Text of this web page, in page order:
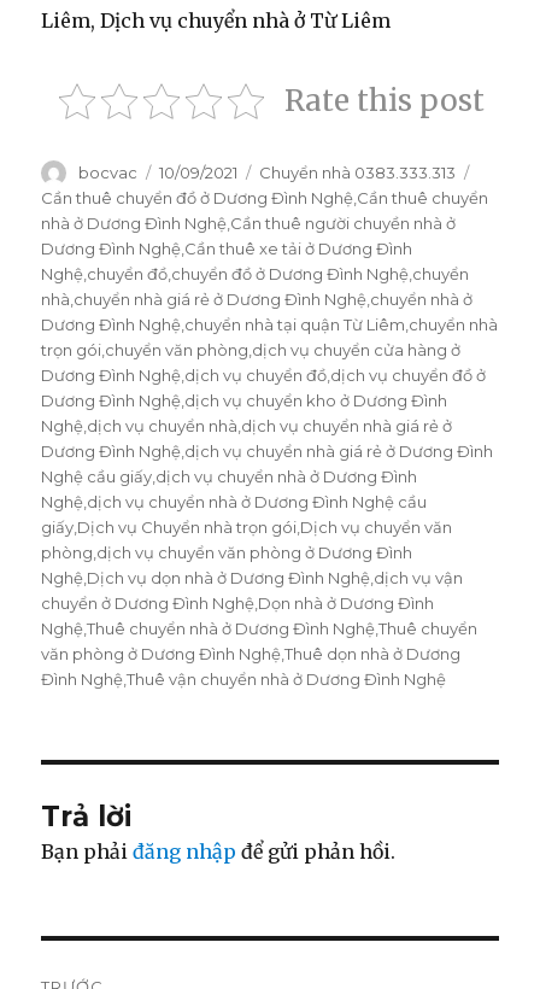
Liêm, Dịch vụ chuyển nhà ở Từ Liêm
Rate this post
Tác
giả
bocvac
Đăng
vào
ngày
10/09/2021
Danh
mục
Chuyển nhà 0383.333.313
Cần thuê chuyển đồ ở Dương Đình Nghệ Cần thuê chuyển
nhà ở Dương Đình Nghệ Cần thuê người chuyền nhà ở
Dương Đình Nghệ Cần thuê xe tải ở Dương Đình
Nghệ chuyển đồ chuyển đồ ở Dương Đình Nghệ chuyển
nhà chuyển nhà giá rẻ ở Dương Đình Nghệ chuyển nhà ở
Dương Đình Nghệ chuyển nhà tại quận Từ Liêm chuyển nhà
trọn gói chuyển văn phòng dịch vụ chuyển cửa hàng ở
Dương Đình Nghệ dịch vụ chuyển đồ dịch vụ chuyển đồ ở
Dương Đình Nghệ dịch vụ chuyển kho ở Dương Đình
Nghệ dịch vụ chuyển nhà dịch vụ chuyển nhà giá rẻ ở
Dương Đình Nghệ dịch vụ chuyển nhà giá rẻ ở Dương Đình
Nghệ cầu giấy dịch vụ chuyển nhà ở Dương Đình
Nghệ dịch vụ chuyển nhà ở Dương Đình Nghệ cầu
giấy Dịch vụ Chuyển nhà trọn gói Dịch vụ chuyển văn
phòng dịch vụ chuyển văn phòng ở Dương Đình
Nghệ Dịch vụ dọn nhà ở Dương Đình Nghệ dịch vụ vận
chuyển ở Dương Đình Nghệ Dọn nhà ở Dương Đình
Nghệ,Thuê chuyển nhà ở Dương Đình Nghệ,Thuê chuyển
văn phòng ở Dương Đình Nghệ,Thuê dọn nhà ở Dương
Đình Nghệ,Thuê vận chuyển nhà ở Dương Đình Nghệ
Trả lời
Bạn phảiđăng nhập để gửi phản hồi.